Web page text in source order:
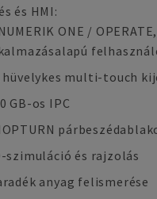
és HMI:
ONE /
hüvelykes multi-touch
GB-os IPC
szimuláció és rajzolás
anyag felismerése